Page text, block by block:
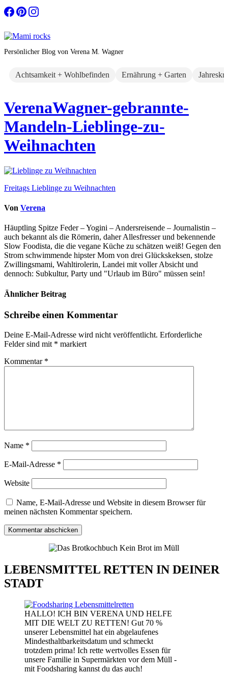
Zum
Inhalt
Persönlicher Blog von Verena M. Wagner
Achtsamkeit + Wohlbefinden Ernährung + Garten
VerenaWagner-gebrannte-
Mandeln-Lieblinge-zu-
Weihnachten
Beitragsnavigation
Freitags Lieblinge zu Weihnachten
Von Verena
Häuptling Spitze Feder – Yogini – Andersreisende – Journalistin –
auch bekannt als die Römerin, daher Allesfresser und bekennende
Slow Foodista, die die vegane Küche zu schätzen weiß! Gegen den
Strom schwimmende hipster Mom von drei Glückskeksen, stolze
Zwillingsmami, Wahltirolerin, Landei mit voller Absicht und
dennoch: Subkultur, Party und "Urlaub im Büro" müssen sein!
Ähnlicher Beitrag
Schreibe einen Kommentar
Deine E-Mail-Adresse wird nicht veröffentlicht. Erforderliche
Felder sind mit * markiert
Kommentar *
Name *
E-Mail-Adresse *
Website
Name, E-Mail-Adresse und Website in diesem Browser für
meinen nächsten Kommentar speichern.
LEBENSMITTEL RETTEN IN DEINER
STADT
HALLO! ICH BIN VERENA UND HELFE
MIT DIE WELT ZU RETTEN! Gut 70 %
unserer Lebensmittel hat ein abgelaufenes
Mindesthaltbarkeitsdatum und schmeckt
trotzdem prima! Ich rette wertvolles Essen für
unsere Familie in Supermärkten vor dem Müll -
mit Foodsharing kannst du das auch!